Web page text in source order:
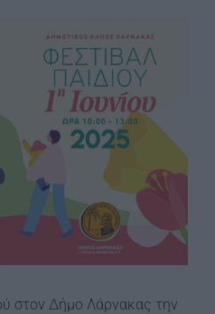
στον Δήμο Λάρνακας την